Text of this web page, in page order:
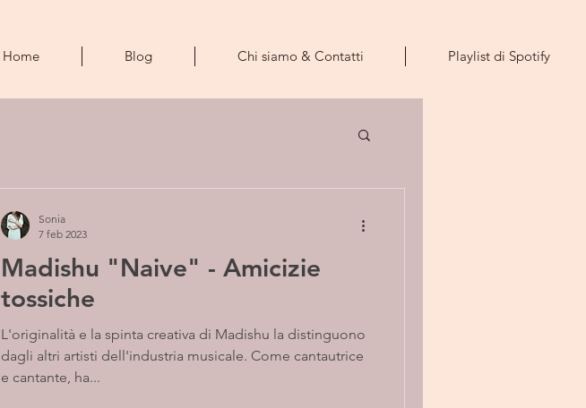
Home Blog Chi siamo & Contatti Playlist di Spotify
Madishu "Naive" - Amicizie
tossiche
L'originalità e la spinta creativa di Madishu la distinguono
dagli altri artisti dell'industria musicale. Come cantautrice
e cantante, ha...
Sonia
7 feb 2023